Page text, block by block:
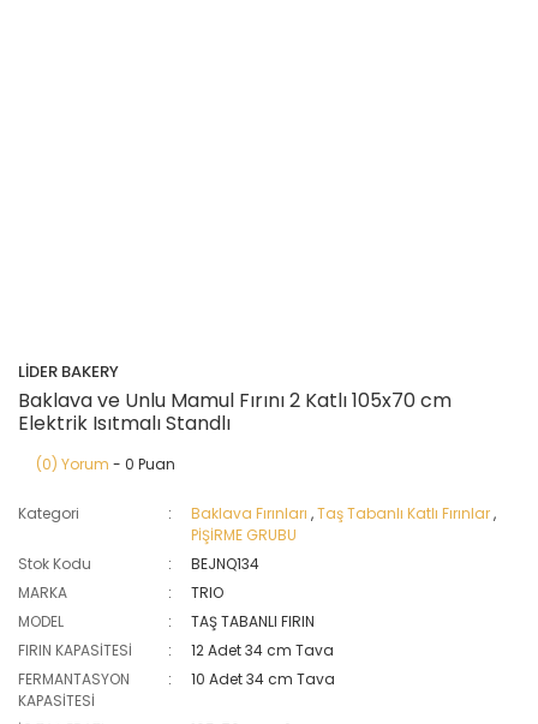
LİDER BAKERY
Baklava ve Unlu Mamul Fırını 2 Katlı 105x70 cm
Elektrik Isıtmalı Standlı
(0) Yorum - 0 Puan
Kategori Baklava Fırınları ,Taş Tabanlı Katlı Fırınlar,
PİŞİRME GRUBU
Stok Kodu
BEJNQ134
MARKA
TRIO
MODEL
TAŞ TABANLI FIRIN
FIRIN KAPASİTESİ
12 Adet 34 cm Tava
FERMANTASYON
KAPASİTESİ
10 Adet 34 cm Tava